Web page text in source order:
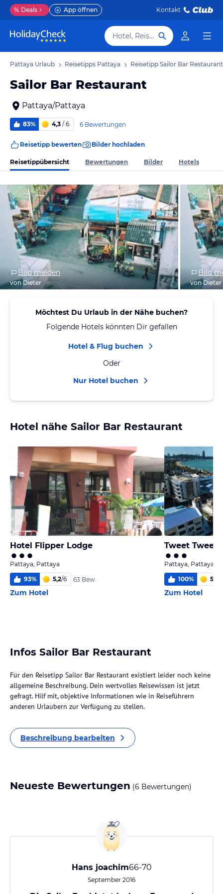
% Deals App öffnen Kontakt
Hotel, Reiseziel
Pattaya Urlaub Reisetipps Pattaya Reisetipp Sailor Bar Restaurant
Sailor Bar Restaurant
Pattaya/Pattaya
83% 4,3 / 6 6 Bewertungen
Reisetipp bewerten Bilder hochladen
Reisetippübersicht Bewertungen Bilder Hotels
Bild melden
von Dieter
Bild
von Dieter
Möchtest Du Urlaub in der Nähe buchen?
Folgende Hotels könnten Dir gefallen
Hotel & Flug buchen
Oder
Nur Hotel buchen
Hotel nähe Sailor Bar Restaurant
Hotel Flipper Lodge
Pattaya, Pattaya
93% 5,2/6 63 Bew.
Zum Hotel
Tweet Tweet
Pattaya, Pattaya
100% 5,1
Zum Hotel
Infos Sailor Bar Restaurant
Für den Reisetipp Sailor Bar Restaurant existiert leider noch keine
allgemeine Beschreibung. Dein wertvolles Reisewissen ist jetzt
gefragt. Hilf mit, objektive Informationen wie in Reiseführern
anderen Urlaubern zur Verfügung zu stellen.
Beschreibung bearbeiten
Neueste Bewertungen (6 Bewertungen)
Hans joachim66-70
September 2016